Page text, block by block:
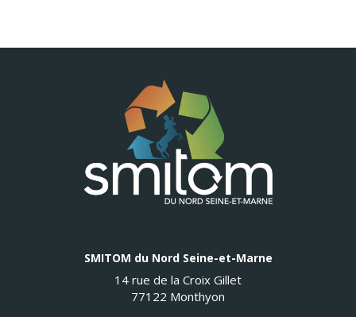
SMITOM du Nord Seine-et-Marne
14 rue de la Croix Gillet
77122 Monthyon